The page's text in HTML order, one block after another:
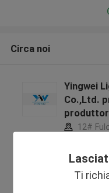
Ti
Circa noi
Yingwei
Co.,Ltd.
12#